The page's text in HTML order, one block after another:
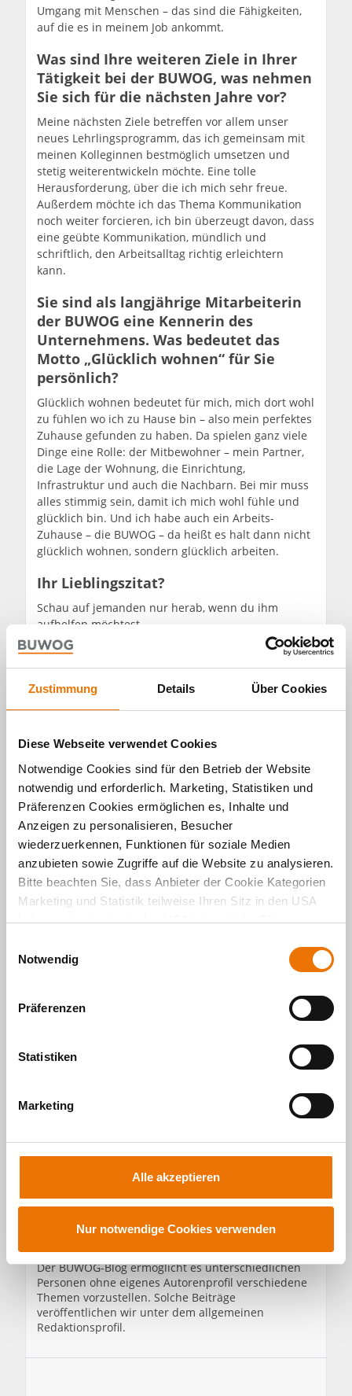
Zustimmung Details Über Cookies
Diese Webseite verwendet Cookies
Notwendige Cookies sind für den Betrieb der Website
notwendig und erforderlich. Marketing, Statistiken und
Präferenzen Cookies ermöglichen es, Inhalte und
Anzeigen zu personalisieren, Besucher
wiederzuerkennen, Funktionen für soziale Medien
anzubieten sowie Zugriffe auf die Website zu analysieren.
Bitte beachten Sie, dass Anbieter der Cookie Kategorien
Marketing und Statistik teilweise Ihren Sitz in den USA
haben und mitunter in den USA kein mit der EU
gewährleistet werden kann. Für weitere Informationen
“. Das Impressum finden Siehier.
a
Notwendig
Präferenzen
Statistiken
Marketing
Alle akzeptieren
Nur notwendige Cookies verwenden
Umgang mit Menschen – das sind die Fähigkeiten,
auf die es in meinem Job ankommt.
Was sind Ihre weiteren Ziele in Ihrer
Tätigkeit bei der BUWOG, was nehmen
Sie sich für die nächsten Jahre vor?
Meine nächsten Ziele betreffen vor allem unser
neues Lehrlingsprogramm, das ich gemeinsam mit
meinen Kolleginnen bestmöglich umsetzen und
stetig weiterentwickeln möchte. Eine tolle
Herausforderung, über die ich mich sehr freue.
Außerdem möchte ich das Thema Kommunikation
noch weiter forcieren, ich bin überzeugt davon, dass
eine geübte Kommunikation, mündlich und
schriftlich, den Arbeitsalltag richtig erleichtern
kann.
Sie sind als langjährige Mitarbeiterin
der BUWOG eine Kennerin des
Unternehmens. Was bedeutet das
Motto „Glücklich wohnen“ für Sie
persönlich?
Glücklich wohnen bedeutet für mich, mich dort wohl
zu fühlen wo ich zu Hause bin – also mein perfektes
Zuhause gefunden zu haben. Da spielen ganz viele
Dinge eine Rolle: der Mitbewohner – mein Partner,
die Lage der Wohnung, die Einrichtung,
Infrastruktur und auch die Nachbarn. Bei mir muss
alles stimmig sein, damit ich mich wohl fühle und
glücklich bin. Und ich habe auch ein Arbeits-
Zuhause – die BUWOG – da heißt es halt dann nicht
glücklich wohnen, sondern glücklich arbeiten.
Ihr Lieblingszitat?
Schau auf jemanden nur herab, wenn du ihm
aufhelfen möchtest.
Diese Beiträge könnten Sie
Baumanagement
BUWOG persönlich:Clemens Schoder,
Abteilungsleiter Versicherungen
BUWOG persönlich:Karl Keusch, Baumanagement
⯈ Nichts verpassen? Folgen Sie der
BUWOG bei
Twitter
BUWOG
Der BUWOG-Blog ermöglicht es unterschiedlichen
Personen ohne eigenes Autorenprofil verschiedene
Themen vorzustellen. Solche Beiträge
veröffentlichen wir unter dem allgemeinen
Redaktionsprofil.